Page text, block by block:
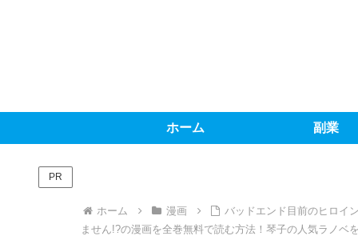
ホーム 副業
PR
ホーム 漫画
バッドエンド目前のヒロイ
ません!?の漫画を全巻無料で読む方法！琴子の人気ラノベ